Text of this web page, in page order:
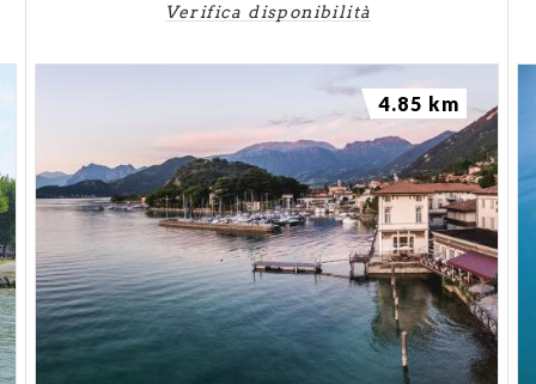
Verifica disponibilità
4.85 km